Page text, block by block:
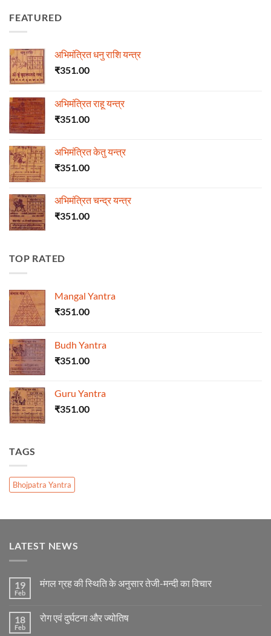
FEATURED
अभिमंत्रित धनु राशि यन्त्र
₹351.00
अभिमंत्रित राहू यन्त्र
₹351.00
अभिमंत्रित केतु यन्त्र
₹351.00
अभिमंत्रित चन्द्र यन्त्र
₹351.00
TOP RATED
Mangal Yantra
₹351.00
Budh Yantra
₹351.00
Guru Yantra
₹351.00
TAGS
Bhojpatra Yantra
LATEST NEWS
19
Feb
मंगल ग्रह की स्थिति के अनुसार तेजी-मन्दी का विचार
मंगल
18
Feb
रोग एवं दुर्घटना और ज्योतिष